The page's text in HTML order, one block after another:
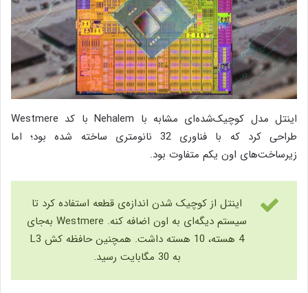
اینتل مدل کوچیک‌شده‌‌ای مشابه با Nehalem با کد Westmere
طراحی کرد که با فناوری 32 نانومتری ساخته شده بود؛ اما
زیرساخت‌های اون یکم متفاوت بود.
اینتل از کوچیک شدن اندازه‌ی قطعه استفاده کرد تا
سیستم دیگه‌ای به اون اضافه کنه. Westmere به‌جای
4 هسته، 10 هسته داشت. همچنین حافظه کش L3
به 30 مگابایت رسید.